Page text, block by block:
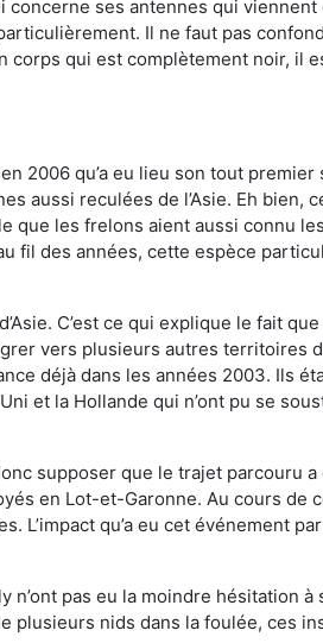
ses antennes qui viennent
Il ne faut pas
corps qui est complètement noir, il
en 2006 qu’a eu lieu son tout
aussi reculées de l’Asie. Eh bien,
que les frelons aient aussi connu
fil des années, cette espèce
C’est ce qui explique le fait
vers plusieurs autres territoires
déjà dans les années 2003. Ils
et la Hollande qui n’ont pu se
supposer que le trajet parcouru
en Lot-et-Garonne. Au cours de
L’impact qu’a eu cet événement
pas eu la moindre hésitation à
plusieurs nids dans la foulée, ces